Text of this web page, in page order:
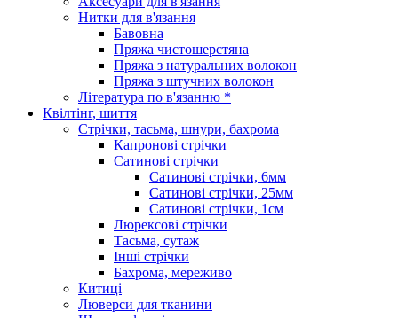
Нитки для в'язання
Бавовна
Пряжа чистошерстяна
Пряжа з натуральних волокон
Пряжа з штучних волокон
Література по в'язанню *
Квілтінг, шиття
Стрічки, тасьма, шнури, бахрома
Капронові стрічки
Сатинові стрічки
Сатинові стрічки, 6мм
Сатинові стрічки, 25мм
Сатинові стрічки, 1см
Люрексові стрічки
Тасьма, сутаж
Інші стрічки
Бахрома, мереживо
Китиці
Люверси для тканини